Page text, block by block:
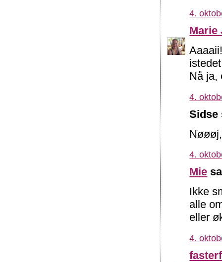
4.
Marie
Nå ja,
4.
Sidse
4.
Mie
Ikke
alle
eller
4.